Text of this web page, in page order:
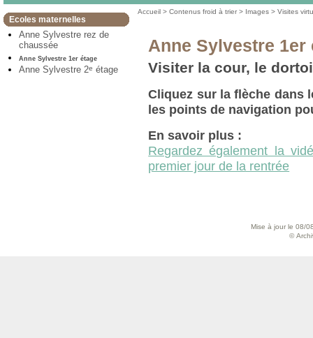
Ecoles maternelles
Anne Sylvestre rez de
chaussée
Anne Sylvestre 1er étage
Anne Sylvestre 2e étage
Accueil >Contenus froid à trier > Images >Visites
Anne Sylvestre 1er
Visiter la cour, le
Cliquez sur la flèche dans
les points de navigation
En savoir plus :
Regardez également la
premier jour de la rentrée
Mise à jour le 08/
©